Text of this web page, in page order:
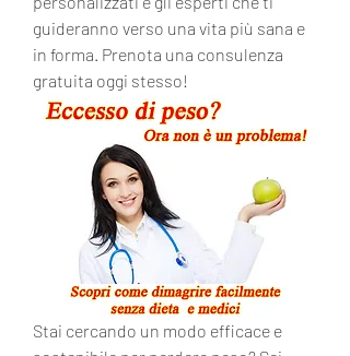
guideranno verso una vita più sana e
in forma. Prenota una consulenza
gratuita oggi stesso!
Stai cercando un modo efficace e